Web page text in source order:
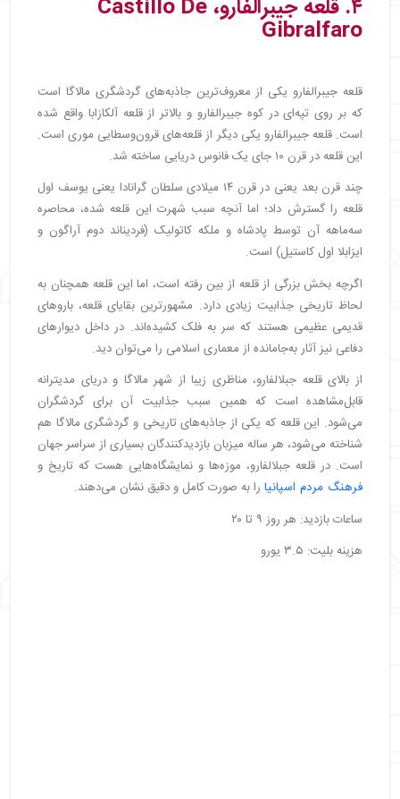
۴. قلعه جیبرالفارو، Castillo De
Gibralfaro
قلعه جیبرالفارو یکی از معروف‌ترین جاذبه‌های گردشگری مالاگا است
که بر روی تپه‌ای در کوه جیبرالفارو و بالاتر از قلعه آلکازابا واقع شده
است. قلعه جیبرالفارو یکی دیگر از قلعه‌های قرون‌وسطایی موری است.
این قلعه در قرن ۱۰ جای یک فانوس دریایی ساخته شد.
چند قرن بعد یعنی در قرن ۱۴ میلادی سلطان گرانادا یعنی یوسف اول
قلعه را گسترش داد؛ اما آنچه سبب شهرت این قلعه شده، محاصره
سه‌ماهه آن توسط پادشاه و ملکه کاتولیک (فردیناند دوم آراگون و
ایزابلا اول کاستیل) است.
اگرچه بخش بزرگی از قلعه از بین رفته است، اما این قلعه همچنان به
لحاظ تاریخی جذابیت زیادی دارد. مشهورترین بقایای قلعه، باروهای
قدیمی عظیمی هستند که سر به فلک کشیده‌اند. در داخل دیوارهای
دفاعی نیز آثار به‌جامانده از معماری اسلامی را می‌توان دید.
از بالای قلعه جبلالفارو، مناظری زیبا از شهر مالاگا و دریای مدیترانه
قابل‌مشاهده است که همین سبب جذابیت آن برای گردشگران
می‌شود. این قلعه که یکی از جاذبه‌های تاریخی و گردشگری مالاگا هم
شناخته می‌شود، هر ساله میزبان بازدیدکنندگان بسیاری از سراسر جهان
است. در قلعه جبلالفارو، موزه‌ها و نمایشگاه‌هایی هست که تاریخ و
فرهنگ مردم اسپانیا را به صورت کامل و دقیق نشان می‌دهند.
ساعات بازدید: هر روز ۹ تا ۲۰
هزینه بلیت: ۳.۵ یورو